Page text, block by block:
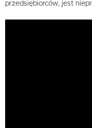
przedsiębiorców, jest